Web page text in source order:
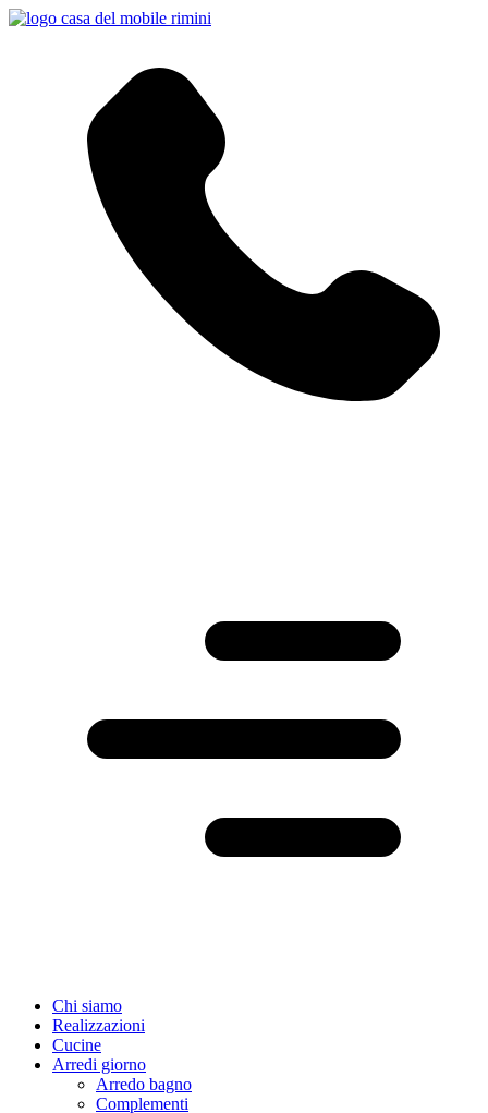
Chi siamo
Realizzazioni
Cucine
Arredi giorno
Arredo bagno
Complementi